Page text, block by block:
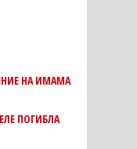
НА ИМАМА
ПОГИБЛА